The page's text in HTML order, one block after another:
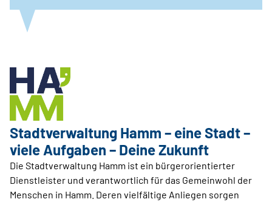
Stadtverwaltung Hamm – eine Stadt –
viele Auf­gaben – Deine Zukunft
Die Stadtverwaltung Hamm ist ein bürgerorientierter
Dienstleister und verantwortlich für das Gemeinwohl der
Menschen in Hamm. Deren vielfältige Anliegen sorgen